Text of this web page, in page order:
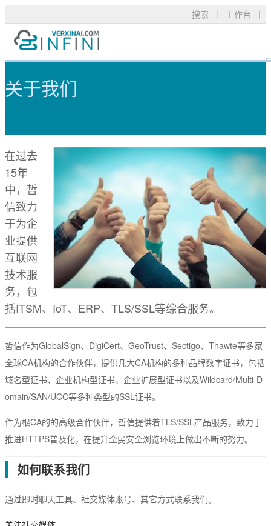
搜索 | 工作台
|
GeoTrust
GeoTrust Flex
Thawte
Sectigo
PositiveSSL
EssentialSSL
TLS/SSL类型
OV企业型
EV增强型
单域名
SAN多子域
技术支持
安装部署
数字签名
安全技术
购买配置
SSL工具
CSR生成
购买产品
关于我们
在过去
15年
中，哲
信致力
于为企
业提供
互联网
技术服
务，包
括ITSM、IoT、ERP、TLS/SSL等综合服务。
哲信作为GlobalSign、DigiCert、GeoTrust、Sectigo、Thawte等多家
全球CA机构的合作伙伴，提供几大CA机构的多种品牌数字证书，包括
域名型证书、企业机构型证书、企业扩展型证书以及Wildcard/Multi-D
omain/SAN/UCC等多种类型的SSL证书。
作为根CA的的高级合作伙伴，哲信提供着TLS/SSL产品服务，致力于
推进HTTPS普及化，在提升全民安全浏览环境上做出不断的努力。
如何联系我们
通过即时聊天工具、社交媒体账号、其它方式联系我们。